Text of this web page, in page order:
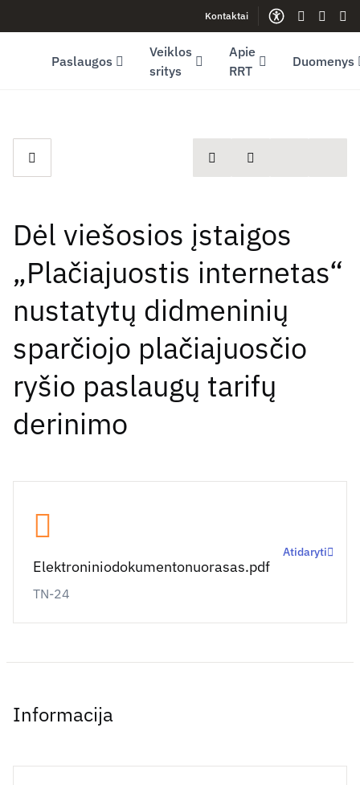
Youtube (opens in new window)Kontaktai
Gestų
Paslaugos
Veiklos
sritys
Apie
RRT
Duomenys
spausdintiDalintis
Dėl viešosios įstaigos
„Plačiajuostis internetas“
nustatytų didmeninių
sparčiojo plačiajuosčio
ryšio paslaugų tarifų
derinimo
Elektroniniodokumentonuorasas.pdf
TN-24
Atidaryti
Informacija